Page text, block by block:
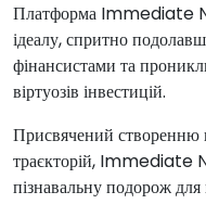
Платформа Immediate
ідеалу, спритно
фінансистами та
віртуозів інвестицій.
Присвячений створенню
траєкторій, Immediate
пізнавальну подорож